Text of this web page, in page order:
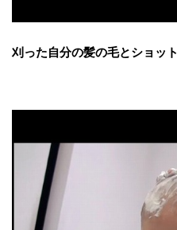
刈った自分の髪の毛とショット